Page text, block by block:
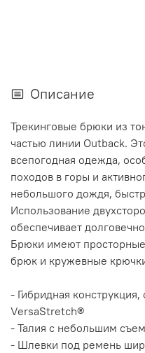
Описание
Трекинговые брюки из
частью линии Outback.
всепогодная одежда,
походов в горы и
небольшого дождя,
Использование
обеспечивает
Брюки имеют
брюк и кружевные
- Гибридная
VersaStretch®
- Талия с небольшим
- Шлевки под ремень